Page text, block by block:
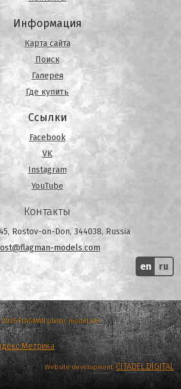
Информация
Карта сайта
Поиск
Галерея
Где купить
Ссылки
Facebook
VK
Instagram
YouTube
Контакты
Rostov-on-Don, 344038, Russia
models.com
en ru
FLAGMAN plastic model kits
Website development:CITADEL.DIGITAL